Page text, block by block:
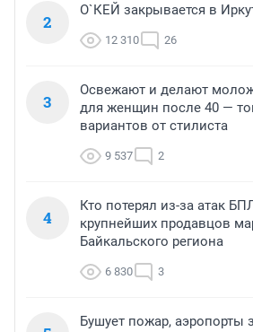
2
О`КЕЙ закрывается в
12 310 26
3
Освежают и делают
для женщин после 40 —
вариантов от стилиста
9 537 2
4
Кто потерял из-за атак
крупнейших продавцов
Байкальского региона
6 830 3
Бушует пожар, аэропорты